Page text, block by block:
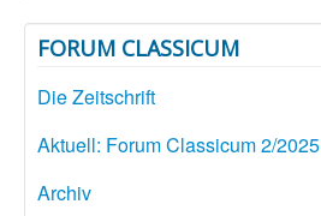
FORUM CLASSICUM
Die Zeitschrift
Aktuell: Forum Classicum 2/2025
Archiv